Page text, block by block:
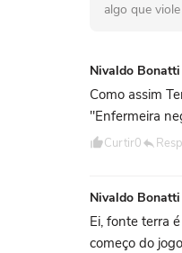
algo que
Nivaldo Bonatti
Como assim
"Enfermeira
Curtir0
Nivaldo Bonatti
Ei, fonte terra
começo do